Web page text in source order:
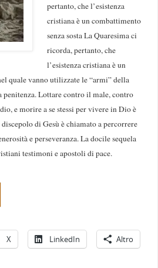
pertanto, che l’esistenza
cristiana è un combattimento
senza sosta La Quaresima ci
ricorda, pertanto, che
l’esistenza cristiana è un
quale vanno utilizzate le “armi” della
penitenza. Lottare contro il male, contro
e morire a se stessi per vivere in Dio è
di Gesù è chiamato a percorrere
e perseveranza. La docile sequela
testimoni e apostoli di pace.
X LinkedIn Altro